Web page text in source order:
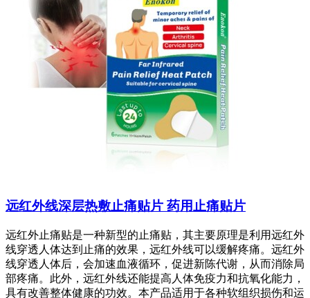
远红外线深层热敷止痛贴片 药用止痛贴片
远红外止痛贴是一种新型的止痛贴，其主要原理是利用远红外
线穿透人体达到止痛的效果，远红外线可以缓解疼痛。远红外
线穿透人体后，会加速血液循环，促进新陈代谢，从而消除局
部疼痛。此外，远红外线还能提高人体免疫力和抗氧化能力，
具有改善整体健康的功效。本产品适用于各种软组织损伤和运